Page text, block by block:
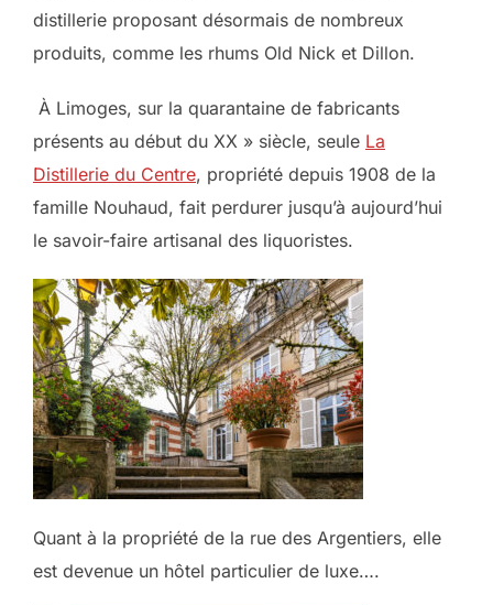
distillerie proposant désormais de nombreux
produits, comme les rhums Old Nick et Dillon.
À Limoges, sur la quarantaine de fabricants
présents au début du XX » siècle, seule La
Distillerie du Centre, propriété depuis 1908 de la
famille Nouhaud, fait perdurer jusqu’à aujourd’hui
le savoir-faire artisanal des liquoristes.
Quant à la propriété de la rue des Argentiers, elle
est devenue un hôtel particulier de luxe….